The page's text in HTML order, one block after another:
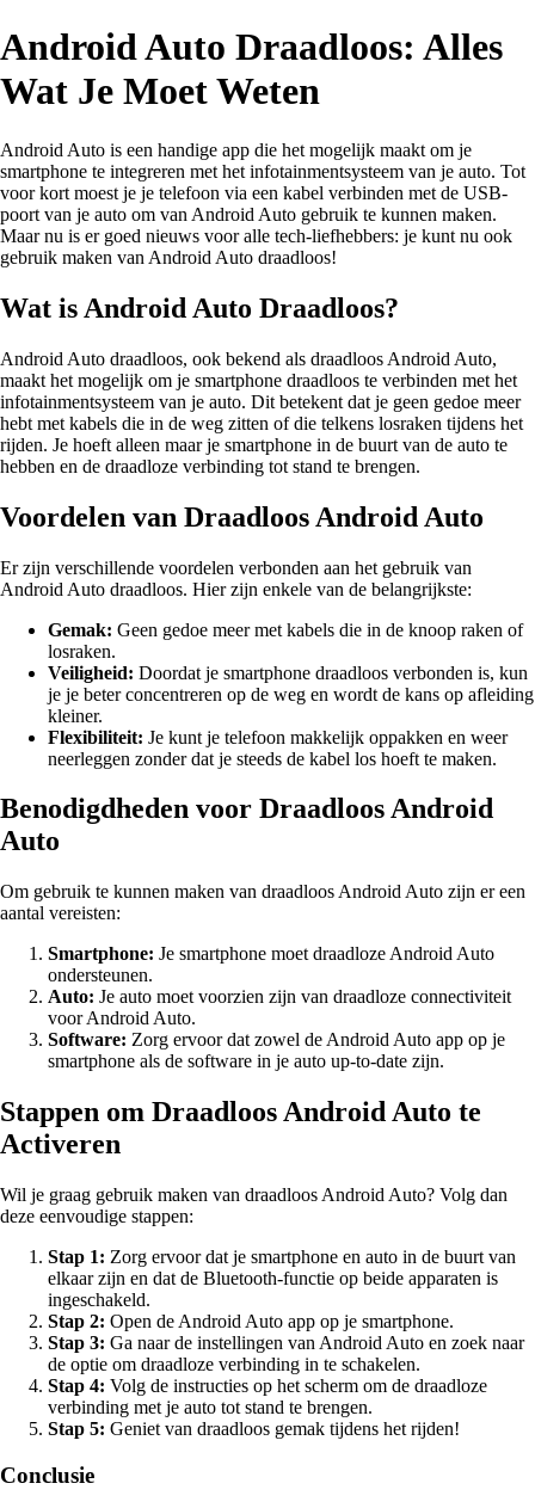
Android Auto Draadloos: Alles
Wat Je Moet Weten
Android Auto is een handige app die het mogelijk maakt om je
smartphone te integreren met het infotainmentsysteem van je auto. Tot
voor kort moest je je telefoon via een kabel verbinden met de USB-
poort van je auto om van Android Auto gebruik te kunnen maken.
Maar nu is er goed nieuws voor alle tech-liefhebbers: je kunt nu ook
gebruik maken van Android Auto draadloos!
Wat is Android Auto Draadloos?
Android Auto draadloos, ook bekend als draadloos Android Auto,
maakt het mogelijk om je smartphone draadloos te verbinden met het
infotainmentsysteem van je auto. Dit betekent dat je geen gedoe meer
hebt met kabels die in de weg zitten of die telkens losraken tijdens het
rijden. Je hoeft alleen maar je smartphone in de buurt van de auto te
hebben en de draadloze verbinding tot stand te brengen.
Voordelen van Draadloos Android Auto
Er zijn verschillende voordelen verbonden aan het gebruik van
Android Auto draadloos. Hier zijn enkele van de belangrijkste:
Gemak: Geen gedoe meer met kabels die in de knoop raken of
losraken.
Veiligheid: Doordat je smartphone draadloos verbonden is, kun
je je beter concentreren op de weg en wordt de kans op afleiding
kleiner.
Flexibiliteit: Je kunt je telefoon makkelijk oppakken en weer
neerleggen zonder dat je steeds de kabel los hoeft te maken.
Benodigdheden voor Draadloos Android
Auto
Om gebruik te kunnen maken van draadloos Android Auto zijn er een
aantal vereisten:
Smartphone: Je smartphone moet draadloze Android Auto
ondersteunen.
Auto: Je auto moet voorzien zijn van draadloze connectiviteit
voor Android Auto.
Software: Zorg ervoor dat zowel de Android Auto app op je
smartphone als de software in je auto up-to-date zijn.
Stappen om Draadloos Android Auto te
Activeren
Wil je graag gebruik maken van draadloos Android Auto? Volg dan
deze eenvoudige stappen:
Stap 1: Zorg ervoor dat je smartphone en auto in de buurt van
elkaar zijn en dat de Bluetooth-functie op beide apparaten is
ingeschakeld.
Stap 2: Open de Android Auto app op je smartphone.
Stap 3: Ga naar de instellingen van Android Auto en zoek naar
de optie om draadloze verbinding in te schakelen.
Stap 4: Volg de instructies op het scherm om de draadloze
verbinding met je auto tot stand te brengen.
Stap 5: Geniet van draadloos gemak tijdens het rijden!
Conclusie